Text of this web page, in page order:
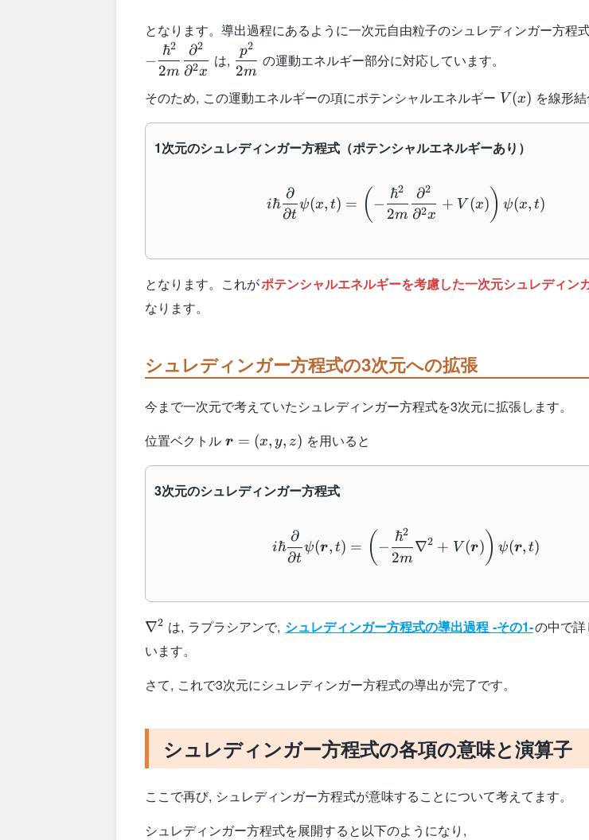
となります。導出過程にあるように一次元自由粒子のシュレディンガー方程
−
2m
ℏ2
∂2x
∂2
は, \dfrac{p^2}
{2m}
2m
p2
の運動エネルギー部分に対応しています。
そのため, この運動エネルギーの項にポテンシャルエネルギー V(x)
V (x) を線形
1次元のシュレディンガー方程式（ポテンシャルエネルギーあり）
i \hbar
iℏ
∂t
∂
ψ(x, t) = ( −
2m
ℏ2
∂2x
∂2
+ V (x) ) ψ(x, t)
となります。これがポテンシャルエネルギーを考慮した一次元シュレディン
なります。
シュレディンガー方程式の3次元への拡張
今まで一次元で考えていたシュレディンガー方程式を3次元に拡張します。
位置ベクトル \boldsymbol{r}
r = (x, y, z) を用いると
3次元のシュレディンガー方程式
i \hbar
iℏ
∂t
∂
ψ(r, t) = ( −
2m
ℏ2
∇2 + V (r) ) ψ(r, t)
\nabla^2
∇2 は, ラプラシアンで, シュレディンガー方程式の導出過程 -その1-の中で
います。
さて, これで3次元にシュレディンガー方程式の導出が完了です。
シュレディンガー方程式の各項の意味と演算子
ここで再び, シュレディンガー方程式が意味することについて考えてます。
シュレディンガー方程式を展開すると以下のようになり,